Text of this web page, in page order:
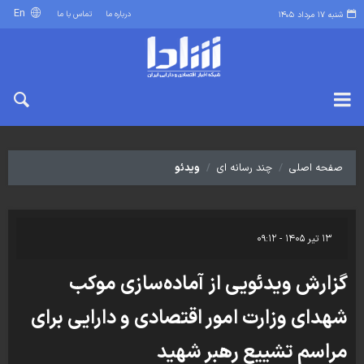
شنبه ۱۷ مرداد ۱۴۰۵ درباره ما تماس با ما
صفحه اصلی چند رسانه ای ویدئو
۱۳ تیر ۱۴۰۵ - ۰۹:۱۲
گزارش ویدئویی از آماده‌سازی موکب
شهدای وزارت امور اقتصادی و دارایی برای
مراسم تشییع رهبر شهید